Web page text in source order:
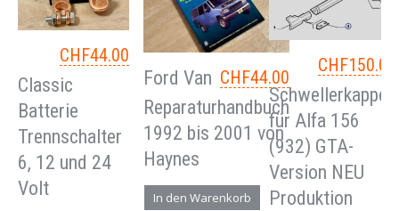
CHF44.00
Classic
Batterie
Trennschalter
6, 12 und 24
Volt
CHF44.00
Ford Van
Reparaturhandbuch
1992 bis 2001 von
Haynes
In den Warenkorb
CHF150.00
Schwellerkappen
für Alfa 156
(932) GTA-
Version NEU
Produktion